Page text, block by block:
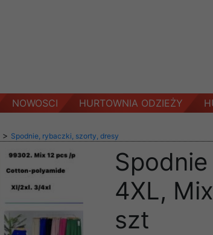
NOWOSCI HURTOWNIA ODZIEŻY
> Spodnie, rybaczki, szorty, dresy
4XL,
szt